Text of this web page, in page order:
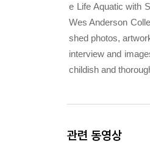
e Life Aquatic with
Wes Anderson
shed photos,
interview and
childish and
관련 동영상